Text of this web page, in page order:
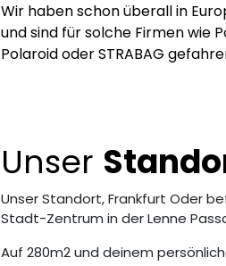
Wir haben schon überall in
und sind für solche Firmen wie
Polaroid oder STRABAG
Unser
Unser Standort, Frankfurt Oder
Stadt-Zentrum in der Lenne
Auf 280m2 und deinem